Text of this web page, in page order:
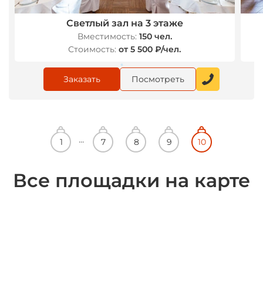
Светлый зал на 3 этаже
Вместимость: 150 чел.
Стоимость: от 5 500 ₽/чел.
Заказать Посмотреть
Все площадки на карте